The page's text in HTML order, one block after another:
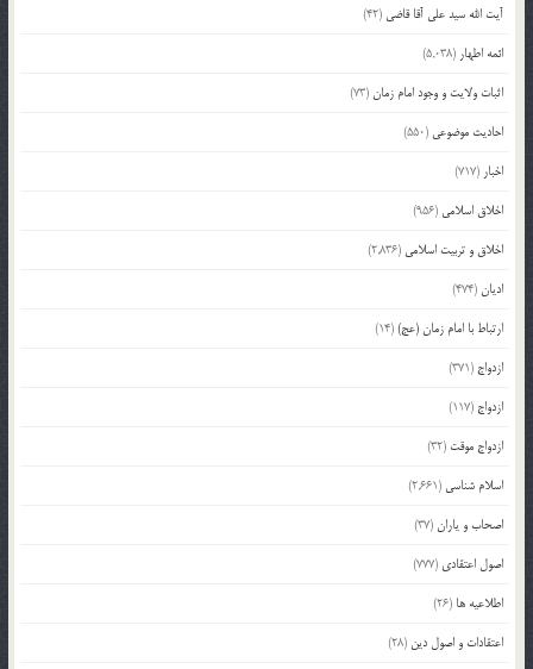
آیت الله سید علی آقا قاضی (42)
ائمه اطهار (5,038)
اثبات ولایت و وجود امام زمان(73)
احادیث موضوعی (550)
اخبار (717)
اخلاق اسلامی (956)
اخلاق و تربیت اسلامی (2,836)
ادیان(474)
ارتباط با امام زمان (عج)(14)
ازدواج (371)
ازدواج (117)
ازدواج موقت (32)
اسلام شناسی (2,661)
اصحاب و یاران(37)
اصول اعتقادی (777)
اطلاعیه ها (26)
اعتقادات و اصول دین (28)